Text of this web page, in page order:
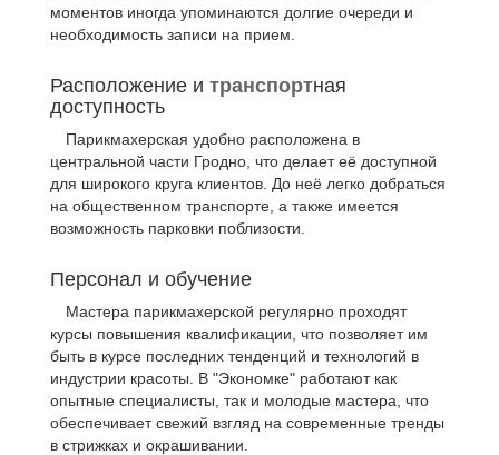
моментов иногда упоминаются долгие очереди и
необходимость записи на прием.
Расположение итранспортная
доступность
Парикмахерская удобно расположена в
центральной части Гродно, что делает её доступной
для широкого круга клиентов. До неё легко добраться
на общественном транспорте, а также имеется
возможность парковки поблизости.
Персонал и обучение
Мастера парикмахерской регулярно проходят
курсы повышения квалификации, что позволяет им
быть в курсе последних тенденций и технологий в
индустрии красоты. В "Экономке" работают как
опытные специалисты, так и молодые мастера, что
обеспечивает свежий взгляд на современные тренды
в стрижках и окрашивании.